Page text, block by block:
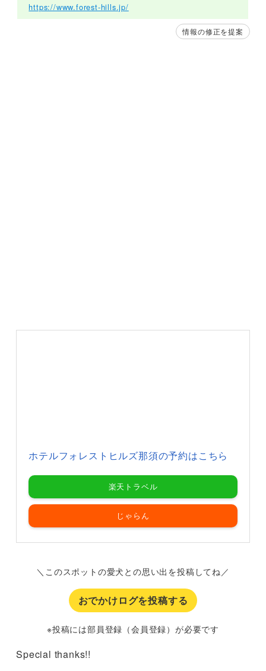
https://www.forest-hills.jp/
情報の修正を提案
ホテルフォレストヒルズ那須の予約はこちら
楽天トラベル
じゃらん
＼このスポットの愛犬との思い出を投稿してね／
おでかけログを投稿する
※投稿には部員登録（会員登録）が必要です
Special thanks!!